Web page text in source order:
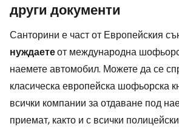
други документи
Санторини е част от Европейския
нуждаетеот международна
наемете автомобил. Можете да се
класическа европейска шофьорска
всички компании за отдаване под
приемат, както и с всички